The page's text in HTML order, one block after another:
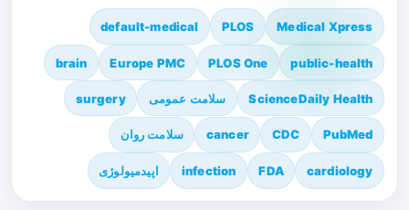
Medical Xpress
PLOS
default-medical
public-health
PLOS One
Europe PMC
brain
ScienceDaily Health سلامت عمومی surgery
PubMed
CDC
cancer سلامت روان
cardiology
FDA
infection اپیدمیولوژی